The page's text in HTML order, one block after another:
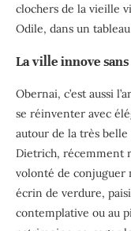
clochers de la vieille
Odile, dans un
La ville innove
Obernai, c’est aussi
se réinventer avec
autour de la très
Dietrich, récemment
volonté de conjuguer
écrin de verdure,
contemplative ou au